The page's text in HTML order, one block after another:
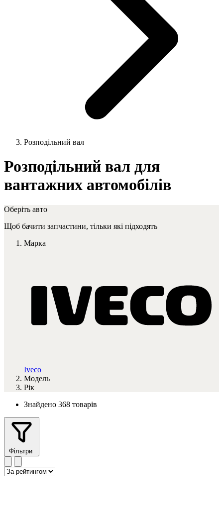
Розподільний вал
Розподільний вал для
вантажних автомобілів
Оберіть авто
Щоб бачити запчастини, тільки які підходять
Марка
Iveco
Модель
Рік
Знайдено 368 товарів
Фільтри